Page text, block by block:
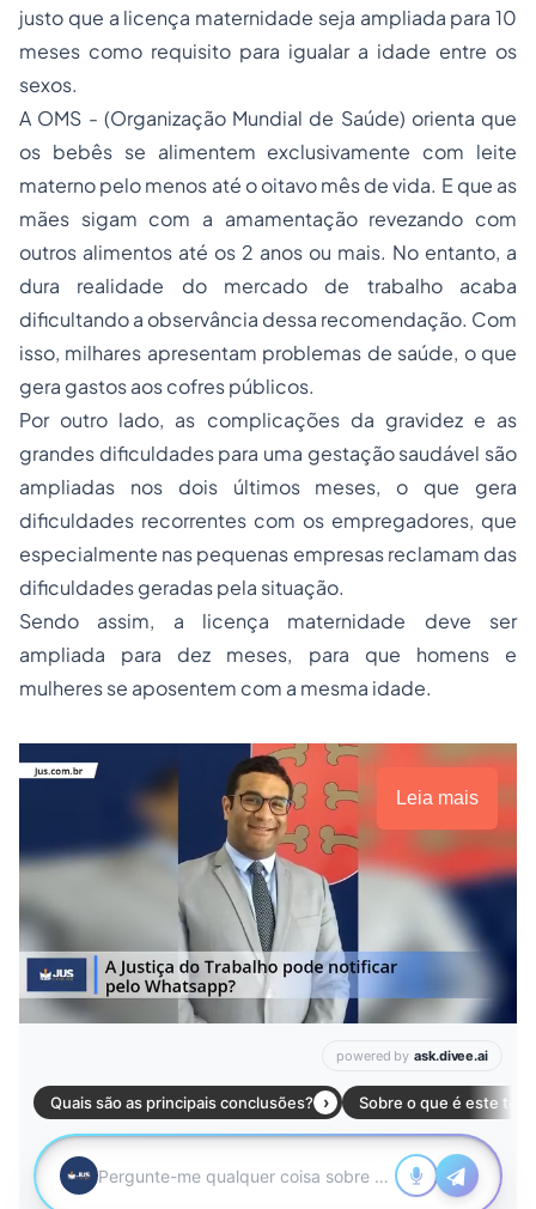
justo que a licença maternidade seja ampliada para 10
meses como requisito para igualar a idade entre os
sexos.
A OMS - (Organização Mundial de Saúde) orienta que
os bebês se alimentem exclusivamente com leite
materno pelo menos até o oitavo mês de vida. E que as
mães sigam com a amamentação revezando com
outros alimentos até os 2 anos ou mais. No entanto, a
dura realidade do mercado de trabalho acaba
dificultando a observância dessa recomendação. Com
isso, milhares apresentam problemas de saúde, o que
gera gastos aos cofres públicos.
Por outro lado, as complicações da gravidez e as
grandes dificuldades para uma gestação saudável são
ampliadas nos dois últimos meses, o que gera
dificuldades recorrentes com os empregadores, que
especialmente nas pequenas empresas reclamam das
dificuldades geradas pela situação.
Sendo assim, a licença maternidade deve ser
ampliada para dez meses, para que homens e
mulheres se aposentem com a mesma idade.
Leia mais